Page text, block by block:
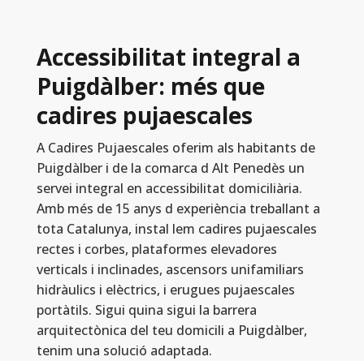
Accessibilitat integral a
Puigdàlber: més que
cadires pujaescales
A Cadires Pujaescales oferim als habitants de
Puigdàlber i de la comarca d Alt Penedès un
servei integral en accessibilitat domiciliària.
Amb més de 15 anys d experiència treballant a
tota Catalunya, instal lem cadires pujaescales
rectes i corbes, plataformes elevadores
verticals i inclinades, ascensors unifamiliars
hidràulics i elèctrics, i erugues pujaescales
portàtils. Sigui quina sigui la barrera
arquitectònica del teu domicili a Puigdàlber,
tenim una solució adaptada.